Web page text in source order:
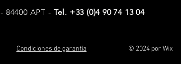
- 84400 APT - Tel. +33 (0)4 90 74 13 04
Condiciones de garantía © 2024 por Wix